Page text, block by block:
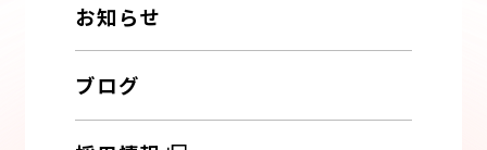
お知らせ
ブログ